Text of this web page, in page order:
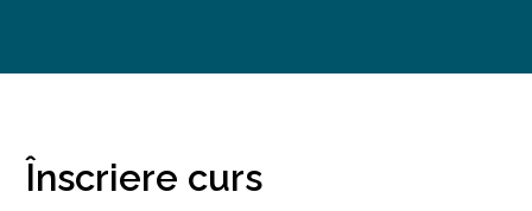
Înscriere curs